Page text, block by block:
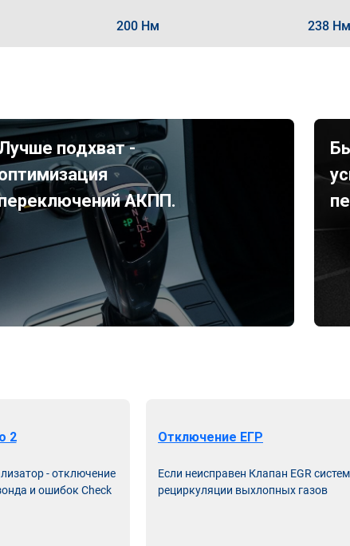
200 Нм 238 Нм
подхват -
АКПП.
2
- отключение
и ошибок Check
Отключение ЕГР
Если неисправен Клапан EGR
рециркуляции выхлопных газов